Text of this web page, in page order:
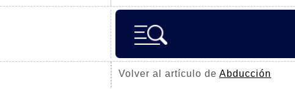
Volver al artículo de Abducción